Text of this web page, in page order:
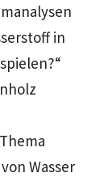
in
Wasser